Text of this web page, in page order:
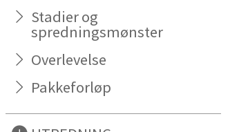
Stadier og
spredningsmønster
Overlevelse
Pakkeforløp